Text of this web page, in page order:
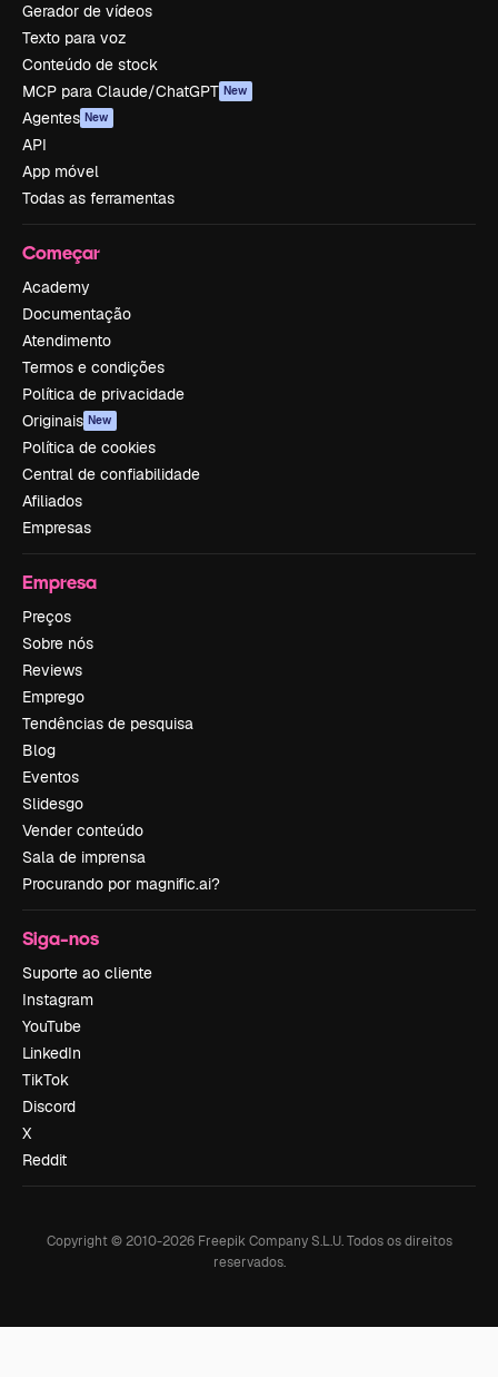
Gerador de vídeos
Texto para voz
Conteúdo de stock
MCP para Claude/ChatGPT New
Agentes New
API
App móvel
Todas as ferramentas
Começar
Academy
Documentação
Atendimento
Termos e condições
Política de privacidade
Originais New
Política de cookies
Central de confiabilidade
Afiliados
Empresas
Empresa
Preços
Sobre nós
Reviews
Emprego
Tendências de pesquisa
Blog
Eventos
Slidesgo
Vender conteúdo
Sala de imprensa
Procurando por magnific.ai?
Siga-nos
Suporte ao cliente
Instagram
YouTube
LinkedIn
TikTok
Discord
X
Reddit
Copyright © 2010-2026Freepik Company S.L.U. Todos os direitos
reservados.